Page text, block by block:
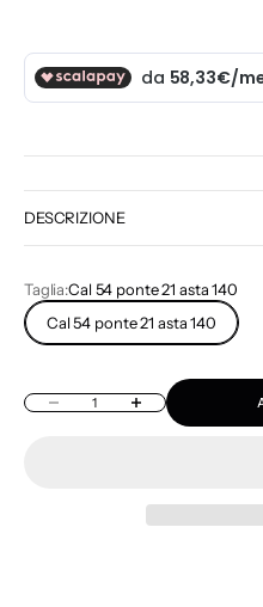
DESCRIZIONE
Taglia:Cal 54 ponte 21 asta 140
Cal 54 ponte 21 asta 140
Diminuisci quantitàAumenta quantità